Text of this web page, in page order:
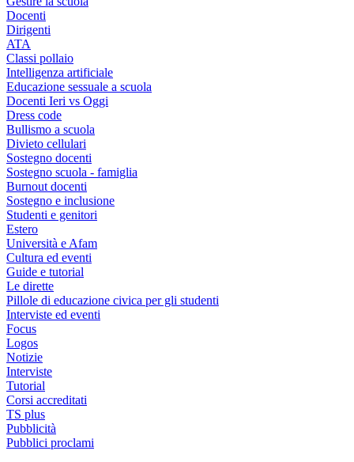
Docenti
Dirigenti
ATA
Classi pollaio
Intelligenza artificiale
Educazione sessuale a scuola
Docenti Ieri vs Oggi
Dress code
Bullismo a scuola
Divieto cellulari
Sostegno docenti
Sostegno scuola - famiglia
Burnout docenti
Sostegno e inclusione
Studenti e genitori
Estero
Università e Afam
Cultura ed eventi
Guide e tutorial
Le dirette
Pillole di educazione civica per gli studenti
Interviste ed eventi
Focus
Logos
Notizie
Interviste
Tutorial
Corsi accreditati
TS plus
Pubblicità
Pubblici proclami